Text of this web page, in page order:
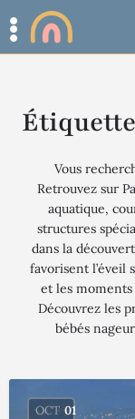
Vous
Retrouvez sur
aquatique,
structures
dans la
favorisent l’éveil
et les
Découvrez les
bébés
OCT 01